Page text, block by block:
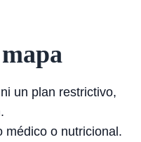
un plan restrictivo,
médico o nutricional.